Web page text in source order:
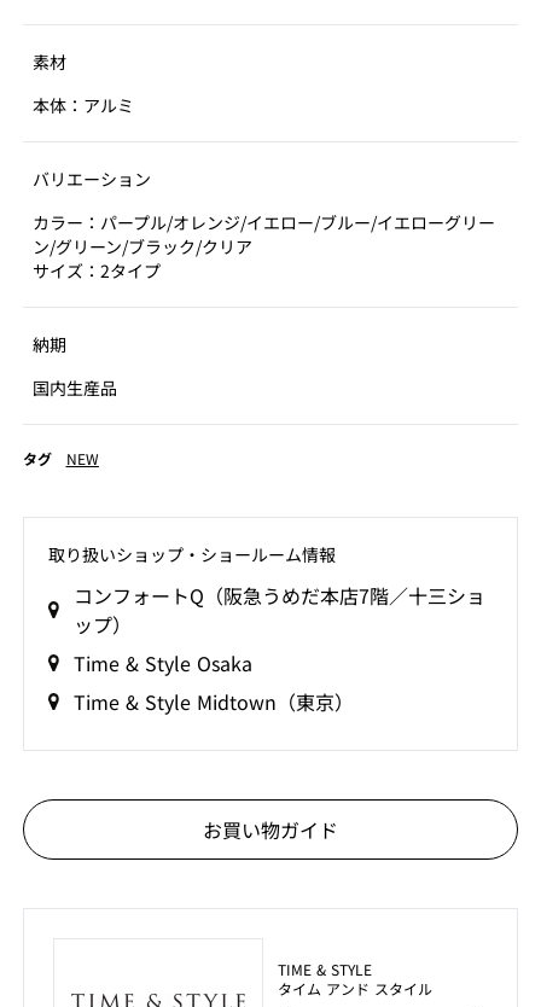
素材
本体：アルミ
バリエーション
カラー：パープル/オレンジ/イエロー/ブルー/イエローグリー
ン/グリーン/ブラック/クリア
サイズ：2タイプ
納期
国内生産品
タグ NEW
取り扱いショップ‧ショールーム情報
コンフォートQ（阪急うめだ本店7階／十三ショ
ップ）
Time & Style Osaka
Time & Style Midtown（東京）
お買い物ガイド
TIME & STYLE
タイム アンド スタイル